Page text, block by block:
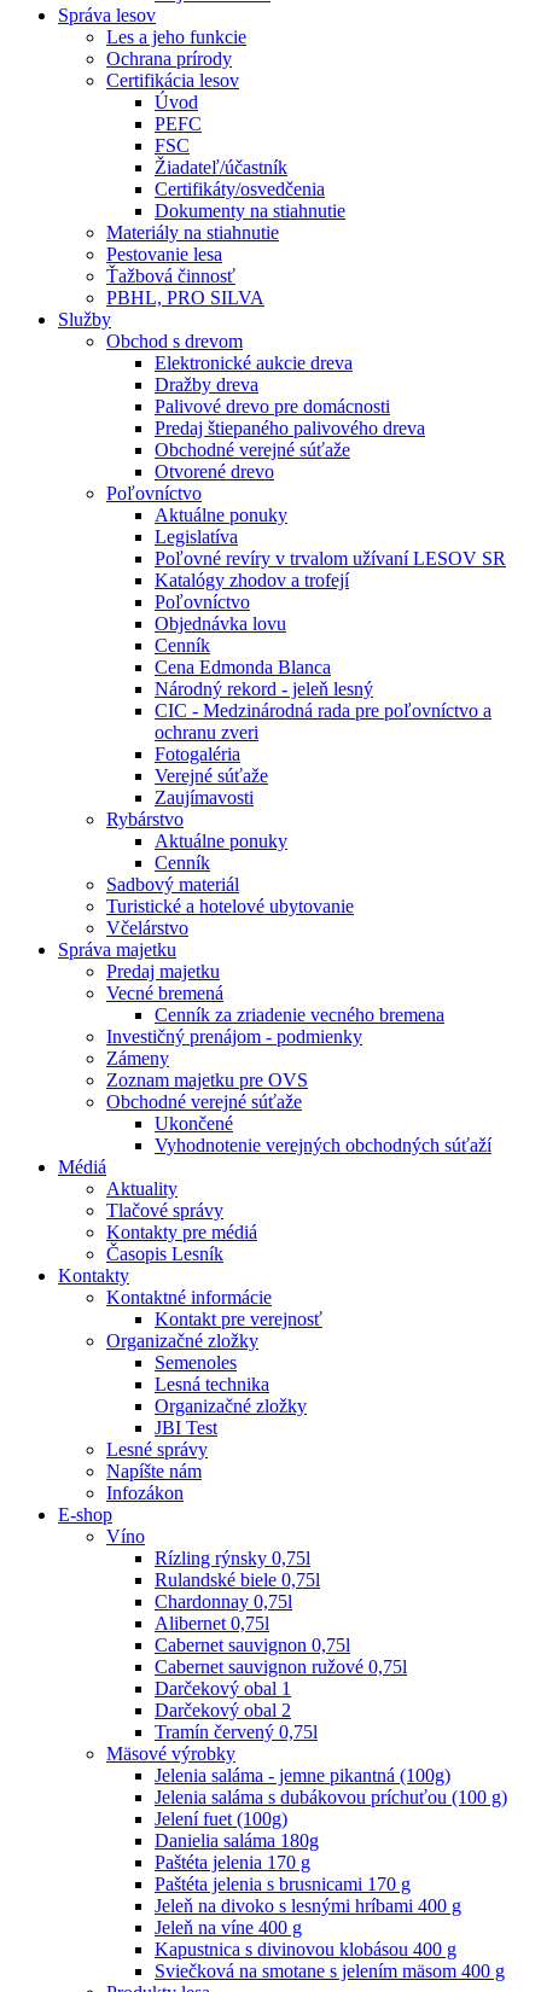
Správa lesov
Les a jeho funkcie
Ochrana prírody
Certifikácia lesov
Úvod
PEFC
FSC
Žiadateľ/účastník
Certifikáty/osvedčenia
Dokumenty na stiahnutie
Materiály na stiahnutie
Pestovanie lesa
Ťažbová činnosť
PBHL, PRO SILVA
Služby
Obchod s drevom
Elektronické aukcie dreva
Dražby dreva
Palivové drevo pre domácnosti
Predaj štiepaného palivového dreva
Obchodné verejné súťaže
Otvorené drevo
Poľovníctvo
Aktuálne ponuky
Legislatíva
Poľovné revíry v trvalom užívaní LESOV SR
Katalógy zhodov a trofejí
Poľovníctvo
Objednávka lovu
Cenník
Cena Edmonda Blanca
Národný rekord - jeleň lesný
CIC - Medzinárodná rada pre poľovníctvo a
ochranu zveri
Fotogaléria
Verejné súťaže
Zaujímavosti
Rybárstvo
Aktuálne ponuky
Cenník
Sadbový materiál
Turistické a hotelové ubytovanie
Včelárstvo
Správa majetku
Predaj majetku
Vecné bremená
Cenník za zriadenie vecného bremena
Investičný prenájom - podmienky
Zámeny
Zoznam majetku pre OVS
Obchodné verejné súťaže
Ukončené
Vyhodnotenie verejných obchodných súťaží
Médiá
Aktuality
Tlačové správy
Kontakty pre médiá
Časopis Lesník
Kontakty
Kontaktné informácie
Kontakt pre verejnosť
Organizačné zložky
Semenoles
Lesná technika
Organizačné zložky
JBI Test
Lesné správy
Napíšte nám
Infozákon
E-shop
Víno
Rízling rýnsky 0,75l
Rulandské biele 0,75l
Chardonnay 0,75l
Alibernet 0,75l
Cabernet sauvignon 0,75l
Cabernet sauvignon ružové 0,75l
Darčekový obal 1
Darčekový obal 2
Tramín červený 0,75l
Mäsové výrobky
Jelenia saláma - jemne pikantná (100g)
Jelenia saláma s dubákovou príchuťou (100 g)
Jelení fuet (100g)
Danielia saláma 180g
Paštéta jelenia 170 g
Paštéta jelenia s brusnicami 170 g
Jeleň na divoko s lesnými hríbami 400 g
Jeleň na víne 400 g
Kapustnica s divinovou klobásou 400 g
Sviečková na smotane s jelením mäsom 400 g